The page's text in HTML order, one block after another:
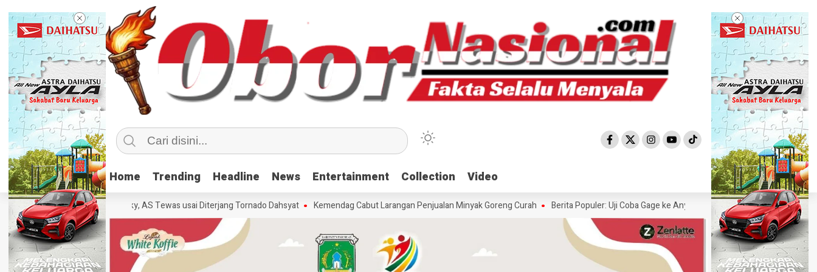
Home Trending Headline News Entertainment Collection Video
Home Trending Headline News Entertainment Collection Video
70 Orang di Kentucky, AS Tewas usai Diterjang Tornado Dahsyat Kemendag Cabut Larangan Penjualan Minyak Goreng Curah Berita Populer: Uji Coba Gage ke Anyer-Kunjungan Wisman 2022 Diprediksi